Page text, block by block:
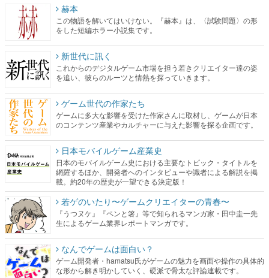
赫本
この物語を解いてはいけない。『赫本』は、〈試験問題〉の形
をした短編ホラー小説集です。
新世代に訊く
これからのデジタルゲーム市場を担う若きクリエイター達の姿
を追い、彼らのルーツと情熱を探っていきます。
ゲーム世代の作家たち
ゲームに多大な影響を受けた作家さんに取材し、ゲームが日本
のコンテンツ産業やカルチャーに与えた影響を探る企画です。
日本モバイルゲーム産業史
日本のモバイルゲーム史における主要なトピック・タイトルを
網羅するほか、開発者へのインタビューや識者による解説を掲
載。約20年の歴史が一望できる決定版！
若ゲのいたり〜ゲームクリエイターの青春〜
『うつヌケ』『ペンと箸』等で知られるマンガ家・田中圭一先
生によるゲーム業界レポートマンガです。
なんでゲームは面白い？
ゲーム開発者・hamatsu氏がゲームの魅力を画面や操作の具体的
な形から解き明かしていく、硬派で骨太な評論連載です。